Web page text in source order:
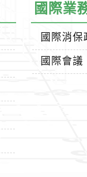
國際業
國際消保
國際會議